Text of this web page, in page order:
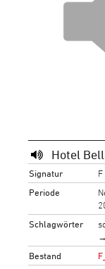
Hotel
Signatur
Periode
Schlagwörter
Bestand